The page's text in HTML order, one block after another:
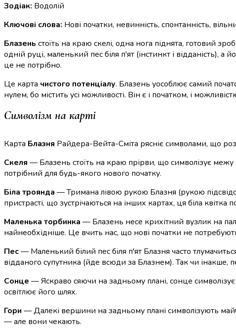
Зодіак: Водолій
Ключові слова: Нові початки, невинність, спонтанність,
Блазень стоїть на краю скелі, одна нога піднята, готовий
одній руці, маленький пес біля п'ят (інстинкт і
це не потрібно.
Це карта чистого потенціалу. Блазень уособлює самий
нулем, бо містить усі можливості. Він є і початком, і
Символізм на карті
Карта Блазня Райдера-Вейта-Сміта рясніє символами, що
Скеля — Блазень стоїть на краю прірви, що символізує
потрібний для будь-якого нового початку.
Біла троянда — Тримана лівою рукою Блазня (рукою
пристрасті, що зустрічаються на інших картах, ця біла
Маленька торбинка — Блазень несе крихітний вузлик на
найнеобхідніше. Це вчить нас, що нові початки не
Пес— Маленький білий пес біля п'ят Блазня часто
відданого супутника (йде всюди за Блазнем). Так чи інакше,
Сонце — Яскраво сяючи на задньому плані, сонце
освітлює його шлях.
Гори — Далекі вершини на задньому плані символізують
— але вони чекають.